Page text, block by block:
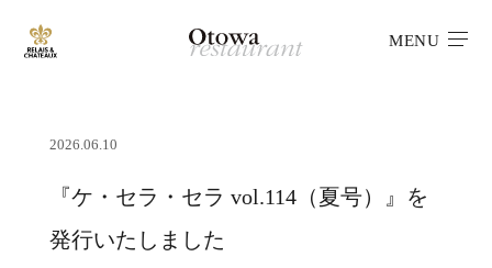
MENU
2026.06.10
『ケ・セラ・セラ vol.114（夏号）』を
発行いたしました